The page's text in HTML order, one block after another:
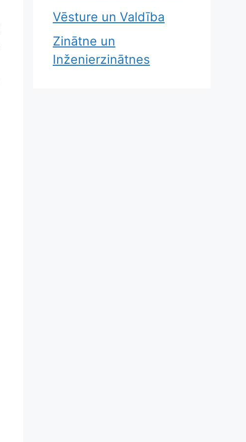
Vēsture un Valdība
Zinātne un
Inženierzinātnes